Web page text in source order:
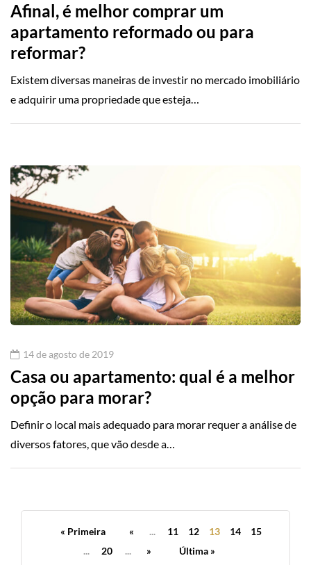
Afinal, é melhor comprar um
apartamento reformado ou para
reformar?
Existem diversas maneiras de investir no mercado imobiliário
e adquirir uma propriedade que esteja…
14 de agosto de 2019
Casa ou apartamento: qual é a melhor
opção para morar?
Definir o local mais adequado para morar requer a análise de
diversos fatores, que vão desde a…
« Primeira « ... 11 12 13 14
15
...
20 ... » Última »